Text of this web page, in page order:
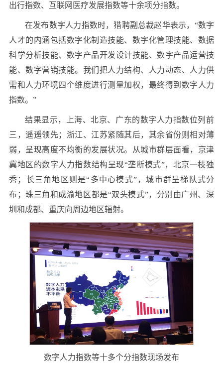
出行指数、互联网医疗发展指数等十余项分指数。
在发布数字人力指数时，猎聘副总裁赵华表示，“数字
人才的内涵包括数字化制造技能、数字化管理技能、数据
科学分析技能、数字产品开发设计技能、数字产品运营技
能、数字营销技能。我们把人力结构、人力动态、人力供
需和人力环境四个维度进行测量加权，最终得到数字人力
指数。”
结果显示，上海、北京、广东的数字人力指数位列前
三，遥遥领先；浙江、江苏紧随其后，其余省份则相对薄
弱，呈现高度不均衡的发展状况。从城市群层面看，京津
冀地区的数字人力指数结构呈现“垄断模式”，北京一枝独
秀；长三角地区则是“多中心模式”，城市群呈梯队式分
布；珠三角和成渝地区都是“双头模式”，分别由广州、深
圳和成都、重庆向周边地区辐射。
数字人力指数等十多个分指数现场发布